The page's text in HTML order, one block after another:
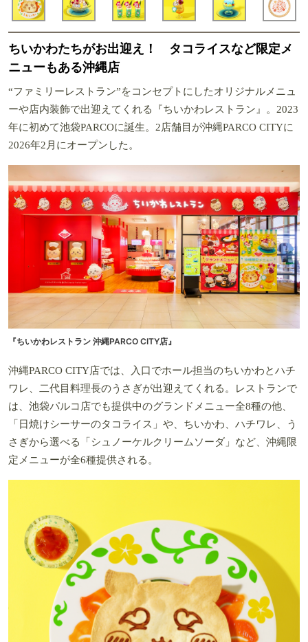
ちいかわたちがお出迎え！ タコライスなど限定メ
ニューもある沖縄店
“ファミリーレストラン”をコンセプトにしたオリジナルメニュ
ーや店内装飾で出迎えてくれる『ちいかわレストラン』。2023
年に初めて池袋PARCOに誕生。2店舗目が沖縄PARCO CITYに
2026年2月にオープンした。
『ちいかわレストラン 沖縄PARCO CITY店』
沖縄PARCO CITY店では、入口でホール担当のちいかわとハチ
ワレ、二代目料理長のうさぎが出迎えてくれる。レストランで
は、池袋パルコ店でも提供中のグランドメニュー全8種の他、
「日焼けシーサーのタコライス」や、ちいかわ、ハチワレ、う
さぎから選べる「シュノーケルクリームソーダ」など、沖縄限
定メニューが全6種提供される。